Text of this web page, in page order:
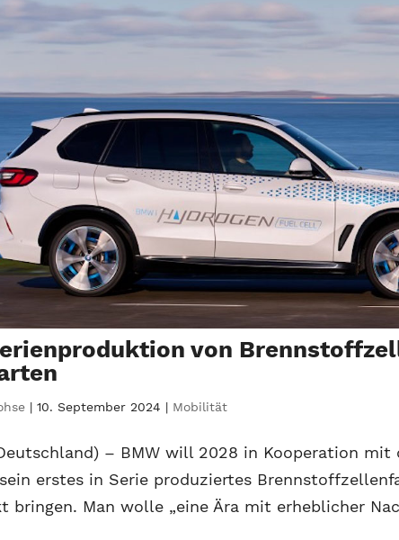
von
|10. September 2024 | Mobilität
– BMW will 2028 in Kooperation mit
erstes in Serie produziertes
bringen. Man wolle „eine Ära mit erheblicher